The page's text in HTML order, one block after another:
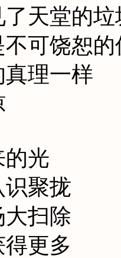
天堂的垃
可饶恕的
理一样
的光
聚拢
扫除
更多